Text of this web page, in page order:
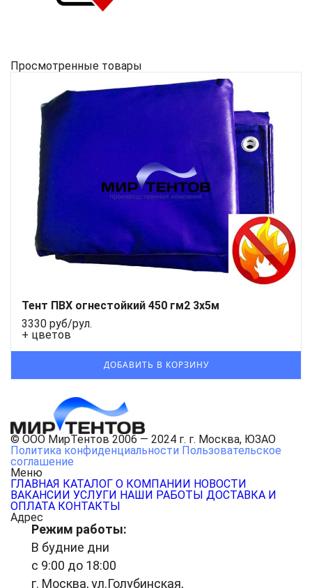
Просмотренные товары
Тент ПВХ огнестойкий 450 гм2 3x5м
3330 руб/рул.
+ цветов
© ООО МирТентов 2006 — 2024 г. г. Москва, ЮЗАО
Политика конфиденциальности Пользовательское
соглашение
Меню
ГЛАВНАЯ КАТАЛОГ О КОМПАНИИ НОВОСТИ
ВАКАНСИИ УСЛУГИ НАШИ РАБОТЫ ДОСТАВКА И
ОПЛАТА КОНТАКТЫ
Адрес
Режим работы:
В будние дни
с 9:00 до 18:00
г. Москва, ул.Голубинская,